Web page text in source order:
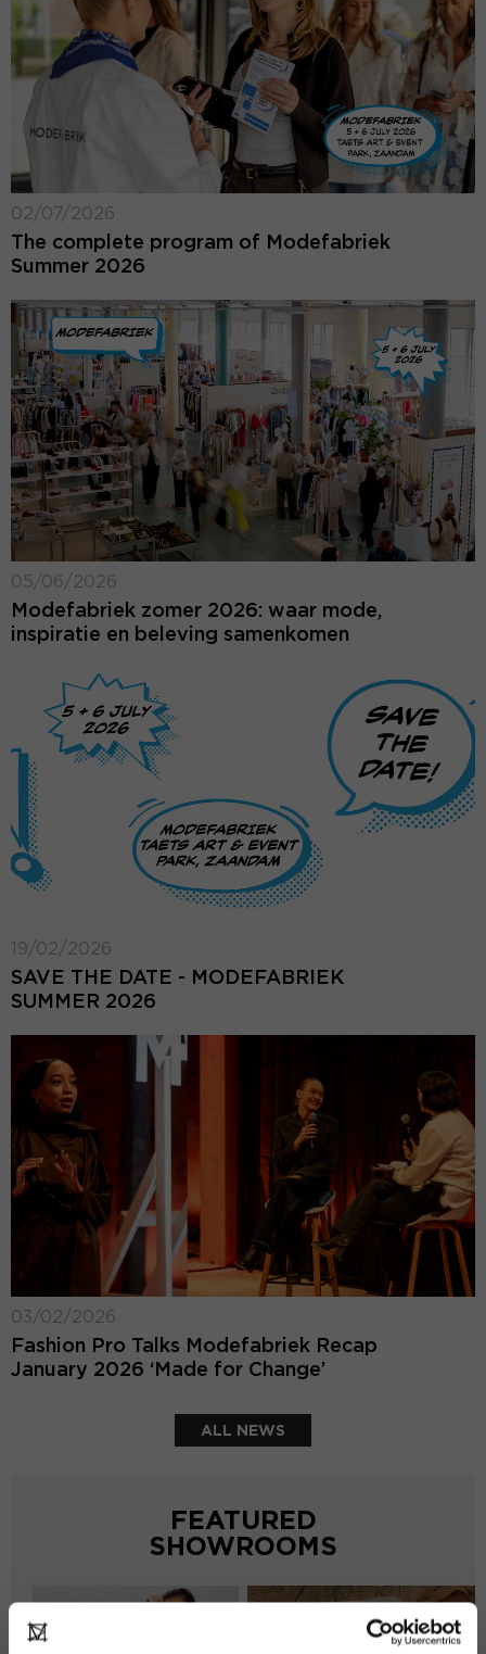
02/07/2026
The complete program of Modefabriek
Summer 2026
05/06/2026
Modefabriek zomer 2026: waar mode,
inspiratie en beleving samenkomen
19/02/2026
SAVE THE DATE - MODEFABRIEK
SUMMER 2026
03/02/2026
Fashion Pro Talks Modefabriek Recap
January 2026 ‘Made for Change’
ALL NEWS
FEATURED
SHOWROOMS